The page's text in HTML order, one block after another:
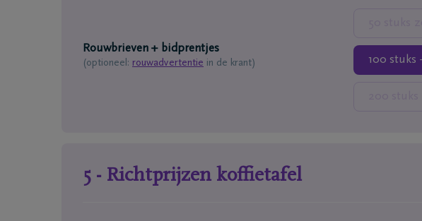
Rouwbrieven + bidprentjes
(optioneel: rouwadvertentie in de krant) 100 stuks
5 - Richtprijzen koffietafel